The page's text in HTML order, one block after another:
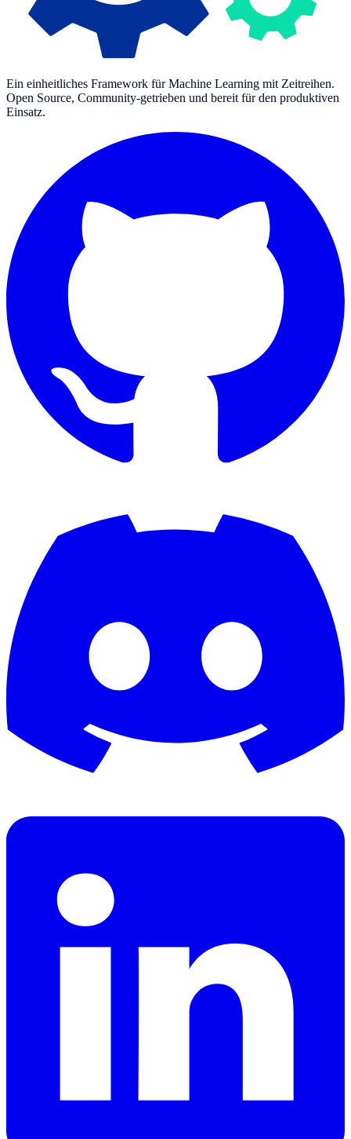
Ein einheitliches Framework für Machine Learning mit Zeitreihen.
Open Source, Community-getrieben und bereit für den produktiven
Einsatz.